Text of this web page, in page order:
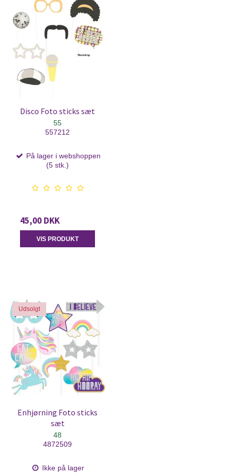
Disco Foto sticks sæt
55
557212
På lager i webshoppen
(5 stk.)
45,00 DKK
VIS PRODUKT
Udsolgt
Enhjørning Foto sticks
sæt
48
4872509
Ikke på lager